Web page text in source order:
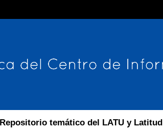
Repositorio temático del LATU y Latitud